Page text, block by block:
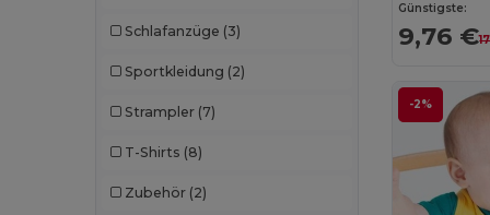
Schlafanzüge (3)
Sportkleidung (2)
Strampler (7)
T-Shirts (8)
Zubehör (2)
Günstigste:
9,76 €
-2%